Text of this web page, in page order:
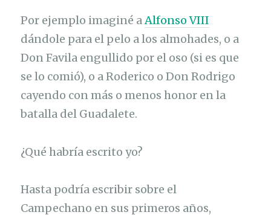
Por ejemplo imaginé aAlfonso VIII
dándole para el pelo a los almohades, o a
Don Favila engullido por el oso (si es que
se lo comió), o a Roderico o Don Rodrigo
cayendo con más o menos honor en la
batalla del Guadalete.
¿Qué habría escrito yo?
Hasta podría escribir sobre el
Campechano en sus primeros años,